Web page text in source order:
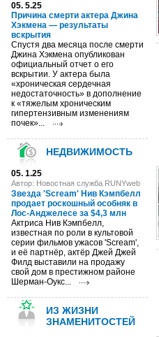
05. 5.25
Причина смерти актера Джина
Хэкмена — результаты
вскрытия
Спустя два месяца после смерти
Джина Хэкмена опубликован
официальный отчет о его
вскрытии. У актера была
«хроническая сердечная
недостаточность» в дополнение
к «тяжелым хроническим
гипертензивным изменениям
почек»...
НЕДВИЖИМОСТЬ
05. 1.25
Автор: Новостная служба RUNYweb
Звезда 'Scream' Нив Кэмпбелл
продает роскошный особняк в
Лос-Анджелесе за $4,3 млн
Актриса Нив Кэмпбелл,
известная по роли в культовой
серии фильмов ужасов 'Scream',
и её партнёр, актёр Джей Джей
Филд выставили на продажу
свой дом в престижном районе
Шерман-Оукс...
ИЗ ЖИЗНИ
ЗНАМЕНИТОСТЕЙ